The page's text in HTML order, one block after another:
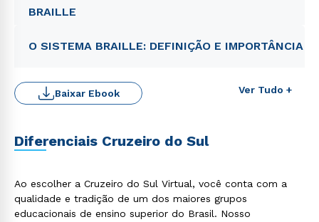
BRAILLE
O SISTEMA BRAILLE: DEFINIÇÃO E IMPORTÂNCIA
Ver Tudo +
Baixar Ebook
Diferenciais Cruzeiro do Sul
Ao escolher a Cruzeiro do Sul Virtual, você conta com a
qualidade e tradição de um dos maiores grupos
educacionais de ensino superior do Brasil. Nosso
WhatsApp
ou